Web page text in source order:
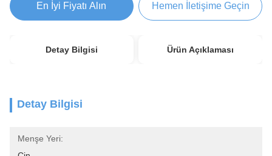
En İyi Fiyatı Alın Hemen İletişime Geçin
Detay Bilgisi Ürün Açıklaması
Detay Bilgisi
Menşe Yeri: